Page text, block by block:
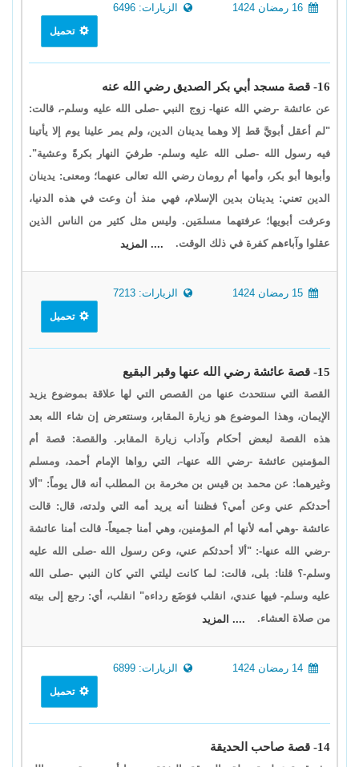
الزيارات: 6496
تحميل
16- قصة مسجد أبي بكر الصديق رضي الله عنه
عن عائشة -رضي الله عنها- زوج النبي -صلى الله عليه وسلم-، قالت:
"لم أعقل أبويَّ قط إلا وهما يدينان الدين، ولم يمر علينا يوم إلا يأتينا
فيه رسول الله -صلى الله عليه وسلم- طرفيَ النهار بكرةً وعشية".
وأبوها أبو بكر، وأمها أم رومان رضي الله تعالى عنهما؛ ومعنى: يدينان
الدين تعني: يدينان بدين الإسلام، فهي منذ أن وعت في هذه الدنيا،
وعرفت أبويها؛ عرفتهما مسلمَين. وليس مثل كثير من الناس الذين
عقلوا وآباءهم كفرة في ذلك الوقت.
.... المزيد
الزيارات: 7213
تحميل
15- قصة عائشة رضي الله عنها وقبر البقيع
القصة التي سنتحدث عنها من القصص التي لها علاقة بموضوع يزيد
الإيمان، وهذا الموضوع هو زيارة المقابر، وسنتعرض إن شاء الله بعد
هذه القصة لبعض أحكام وآداب زيارة المقابر. والقصة: قصة أم
المؤمنين عائشة -رضي الله عنها-، التي رواها الإمام أحمد، ومسلم
وغيرهما: عن محمد بن قيس بن مخرمة بن المطلب أنه قال يوماً: "ألا
أحدثكم عني وعن أمي؟ فظننا أنه يريد أمه التي ولدته، قال: قالت
عائشة -وهي أمه لأنها أم المؤمنين، وهي أمنا جميعاً- قالت أمنا عائشة
-رضي الله عنها-: "ألا أحدثكم عني، وعن رسول الله -صلى الله عليه
وسلم-؟ قلنا: بلى، قالت: لما كانت ليلتي التي كان النبي -صلى الله
عليه وسلم- فيها عندي، انقلب فوَضَع رداءه" انقلب، أي: رجع إلى بيته
من صلاة العشاء.
.... المزيد
الزيارات: 6899
تحميل
14- قصة صاحب الحديقة